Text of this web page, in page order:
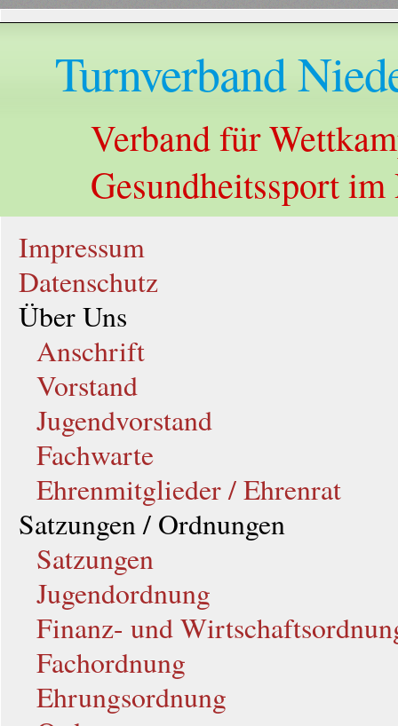
Turnverband
Verband für
Gesundheitssport
Impressum
Datenschutz
Über Uns
Anschrift
Vorstand
Jugendvorstand
Fachwarte
Ehrenmitglieder / Ehrenrat
Satzungen / Ordnungen
Satzungen
Jugendordnung
Finanz- und
Fachordnung
Ehrungsordnung